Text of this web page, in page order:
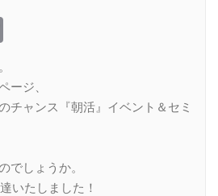
ージ、
チャンス『朝活』イベント＆セミ
でしょうか。
いたしました！